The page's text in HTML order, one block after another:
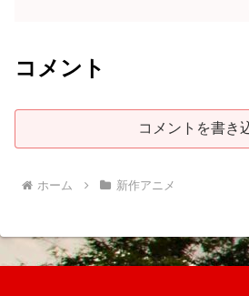
コメント
コメントを書き
ホーム 新作アニメ